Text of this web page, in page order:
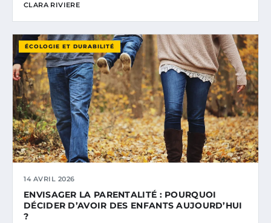
CLARA RIVIERE
ÉCOLOGIE ET DURABILITÉ
14 AVRIL 2026
ENVISAGER LA PARENTALITÉ : POURQUOI
DÉCIDER D’AVOIR DES ENFANTS AUJOURD’HUI
?